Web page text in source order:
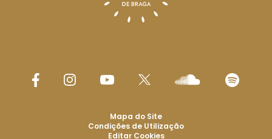
Mapa do Site
Condições de Utilização
Editar Cookies